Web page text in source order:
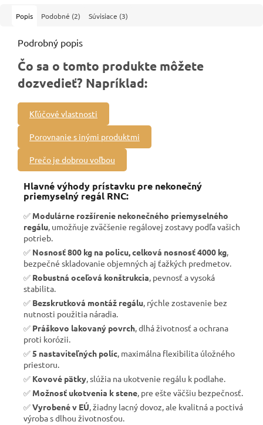
Popis Podobné (2) Súvisiace (3)
Podrobný popis
Čo sa o tomto produkte môžete
dozvedieť? Napríklad:
Kľúčové vlastnosti
Porovnanie s inými produktmi
Prečo je dobrou voľbou
Hlavné výhody prístavku pre nekonečný
priemyselný regál RNC:
✅ Modulárne rozšírenie nekonečného priemyselného
regálu , umožňuje zväčšenie regálovej zostavy podľa vašich
potrieb.
✅ Nosnosť 800 kg na policu, celková nosnosť 4000 kg
bezpečné skladovanie objemných aj ťažkých predmetov.
✅ Robustná oceľová konštrukcia , pevnosť a vysoká
stabilita.
✅ Bezskrutková montáž regálu , rýchle zostavenie bez
nutnosti použitia náradia.
✅ Práškovo lakovaný povrch , dlhá životnosť a ochrana
proti korózii.
✅ 5 nastaviteľných políc , maximálna flexibilita úložného
priestoru.
✅ Kovové pätky , slúžia na ukotvenie regálu k podlahe.
✅ Možnosť ukotvenia k stene , pre ešte väčšiu bezpečnosť.
✅Vyrobené v EÚ , žiadny lacný dovoz, ale kvalitná a poctivá
výroba s dlhou životnosťou.